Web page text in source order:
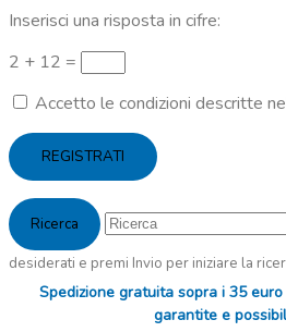
Inserisci una risposta in cifre:
2 + 12 =
Accetto le condizioni descritte
REGISTRATI
desiderati e premi Invio per iniziare la
Spedizione gratuita sopra i 35
garantite e